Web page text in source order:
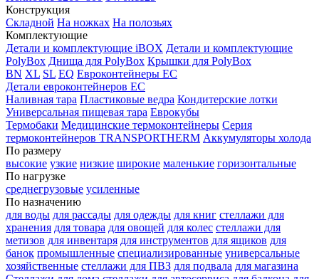
Конструкция
Складной На ножках На полозьях
Комплектующие
Детали и комплектующие iBOX Детали и комплектующие
PolyBox Днища для PolyBox Крышки для PolyBox
BN XL SL EQ Евроконтейнеры EC
Детали евроконтейнеров EC
Наливная тара Пластиковые ведра Кондитерские лотки
Универсальная пищевая тара Еврокубы
Термобаки Медицинские термоконтейнеры Серия
термоконтейнеров TRANSPORTHERM Аккумуляторы холода
По размеру
высокие узкие низкие широкие маленькие горизонтальные
По нагрузке
среднегрузовые усиленные
По назначению
для воды для рассады для одежды для книг стеллажи для
хранения для товара для овощей для колес стеллажи для
метизов для инвентаря для инструментов для ящиков для
банок промышленные специализированные универсальные
хозяйственные стеллажи для ПВЗ для подвала для магазина